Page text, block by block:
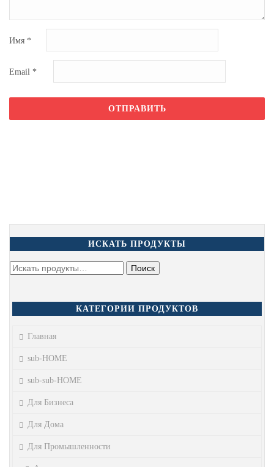
Имя *
Email *
ИСКАТЬ ПРОДУКТЫ
КАТЕГОРИИ ПРОДУКТОВ
Главная
sub-HOME
sub-sub-HOME
Для Бизнеса
Для Дома
Для Промышленности